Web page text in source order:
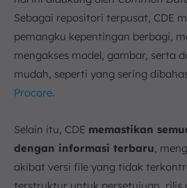
Sebagai repositori terpusat, CDE
pemangku kepentingan berbagi,
mengakses model, gambar, serta
mudah, seperti yang sering
Procore.
Selain itu, CDE memastikan
dengan informasi terbaru ,
akibat versi file yang tidak
terstruktur untuk persetujuan, rilis